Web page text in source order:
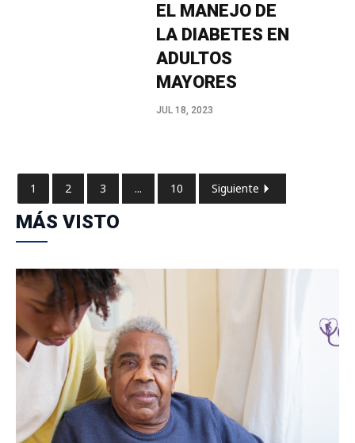
EL MANEJO DE
LA DIABETES EN
ADULTOS
MAYORES
JUL 18, 2023
1 2 3 ... 10 Siguiente
MÁS VISTO